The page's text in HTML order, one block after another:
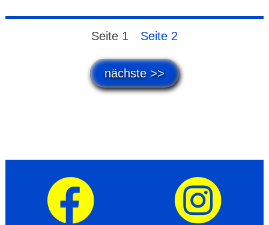
Seite 1 Seite 2
nächste >>